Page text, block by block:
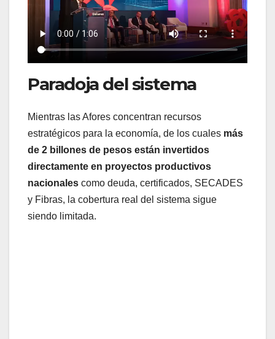
Paradoja del sistema
Mientras las Afores concentran recursos
estratégicos para la economía, de los cuales más
de 2 billones de pesos están invertidos
directamente en proyectos productivos
nacionales como deuda, certificados, SECADES
y Fibras, la cobertura real del sistema sigue
siendo limitada.